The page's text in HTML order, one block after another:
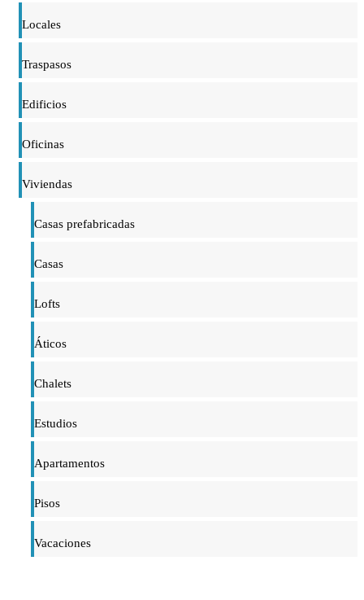
Locales
Traspasos
Edificios
Oficinas
Viviendas
Casas prefabricadas
Casas
Lofts
Áticos
Chalets
Estudios
Apartamentos
Pisos
Vacaciones